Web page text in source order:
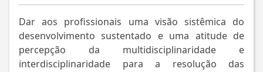
Dar aos profissionais uma visão sistêmica do
desenvolvimento sustentado e uma atitude de
percepção da multidisciplinaridade e
interdisciplinaridade para a resolução das